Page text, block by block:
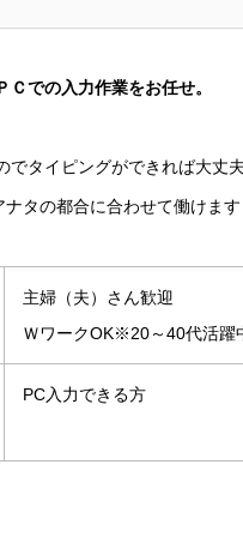
での入力作業をお任せ。
でタイピングができれば大丈
タの都合に合わせて働けます
主婦（夫）さん歓迎
ＷワークOK※20～40代活躍
PC入力できる方